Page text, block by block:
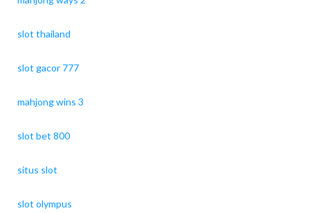
slot thailand
slot gacor 777
mahjong wins 3
slot bet 800
situs slot
slot olympus